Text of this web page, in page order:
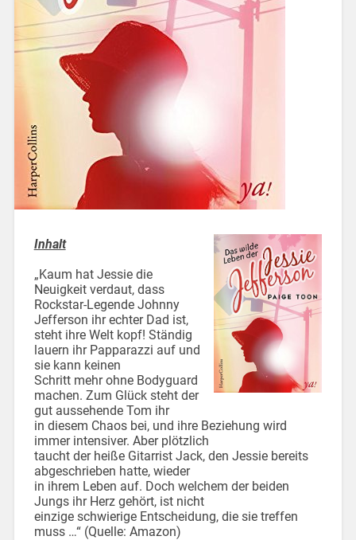
Inhalt
„Kaum hat Jessie die
Neuigkeit verdaut, dass
Rockstar-Legende Johnny
Jefferson ihr echter Dad ist,
steht ihre Welt kopf! Ständig
lauern ihr Papparazzi auf und
sie kann keinen
Schritt mehr ohne Bodyguard
machen. Zum Glück steht der
gut aussehende Tom ihr
in diesem Chaos bei, und ihre Beziehung wird
immer intensiver. Aber plötzlich
taucht der heiße Gitarrist Jack, den Jessie bereits
abgeschrieben hatte, wieder
in ihrem Leben auf. Doch welchem der beiden
Jungs ihr Herz gehört, ist nicht
einzige schwierige Entscheidung, die sie treffen
muss …“ (Quelle: Amazon)